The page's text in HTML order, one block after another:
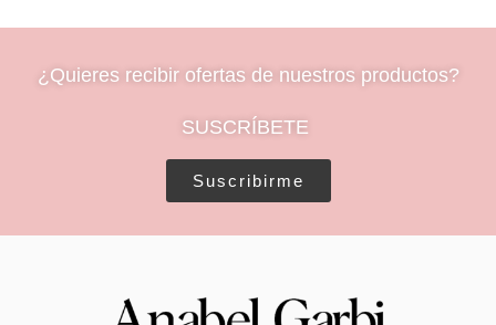
¿Quieres recibir ofertas de nuestros productos?
SUSCRÍBETE
Suscribirme